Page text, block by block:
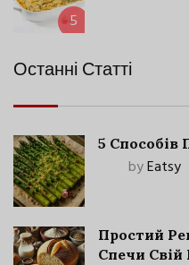
5
Останні Статті
5 Способів
byEatsy
Простий
Спечи